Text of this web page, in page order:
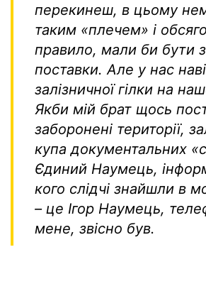
перекинеш, в цьому
таким «плечем» і
правило, мали би бути
поставки. Але у нас
залізничної гілки на
Якби мій брат щось
заборонені території,
купа документальних
Єдиний Наумець,
кого слідчі знайшли в
– це Ігор Наумець,
мене, звісно був.